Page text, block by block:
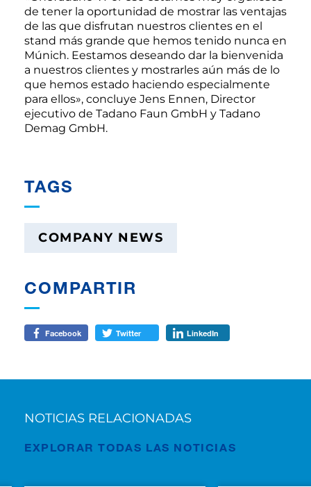
de tener la oportunidad de mostrar las ventajas
de las que disfrutan nuestros clientes en el
stand más grande que hemos tenido nunca en
Múnich. Eestamos deseando dar la bienvenida
a nuestros clientes y mostrarles aún más de lo
que hemos estado haciendo especialmente
para ellos», concluye Jens Ennen, Director
ejecutivo de Tadano Faun GmbH y Tadano
Demag GmbH.
TAGS
COMPANY NEWS
COMPARTIR
Facebook Twitter LinkedIn
NOTICIAS RELACIONADAS
EXPLORAR TODAS LAS NOTICIAS